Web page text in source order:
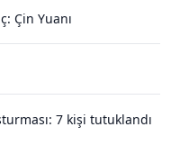
Çin Yuanı
7 kişi tutuklandı